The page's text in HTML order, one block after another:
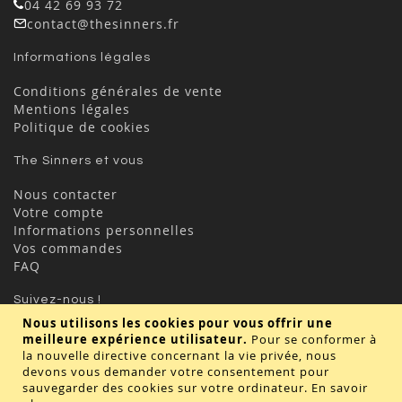
Nous utilisons les cookies pour vous offrir une
meilleure expérience utilisateur. Pour se conformer à
la nouvelle directive concernant la vie privée, nous
devons vous demander votre consentement pour
sauvegarder des cookies sur votre ordinateur. En savoir
04 42 69 93 72
contact@thesinners.fr
Informations légales
Conditions générales de vente
Mentions légales
Politique de cookies
The Sinners et vous
Nous contacter
Votre compte
Informations personnelles
Vos commandes
FAQ
Suivez-nous !